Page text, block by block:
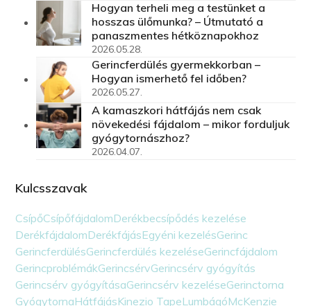
Hogyan terheli meg a testünket a
hosszas ülőmunka? – Útmutató a
panaszmentes hétköznapokhoz
2026.05.28.
Gerincferdülés gyermekkorban –
Hogyan ismerhető fel időben?
2026.05.27.
A kamaszkori hátfájás nem csak
növekedési fájdalom – mikor forduljuk
gyógytornászhoz?
2026.04.07.
Kulcsszavak
CsípőCsípőfájdalomDerékbecsípődés kezelése
DerékfájdalomDerékfájásEgyéni kezelésGerinc
GerincferdülésGerincferdülés kezeléseGerincfájdalom
GerincproblémákGerincsérvGerincsérv gyógyítás
Gerincsérv gyógyításaGerincsérv kezeléseGerinctorna
GyógytornaHátfájásKinezio TapeLumbágóMcKenzie